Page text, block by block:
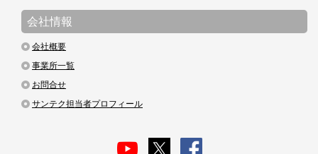
会社情報
会社概要
事業所一覧
お問合せ
サンテク担当者プロフィール